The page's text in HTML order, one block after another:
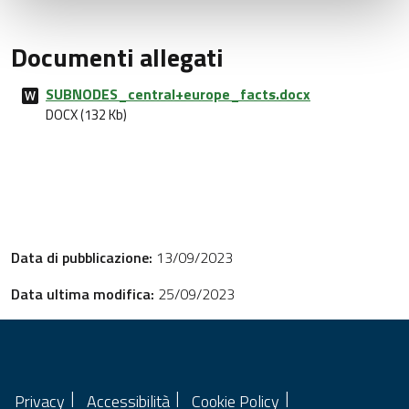
Documenti allegati
SUBNODES_central+europe_facts.docx
DOCX (132 Kb)
Data di pubblicazione: 13/09/2023
Data ultima modifica: 25/09/2023
Privacy Accessibilità Cookie Policy